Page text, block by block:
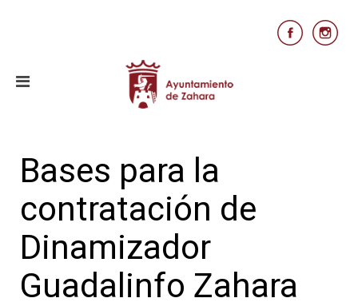
Bases para la
contratación de
Dinamizador
Guadalinfo Zahara